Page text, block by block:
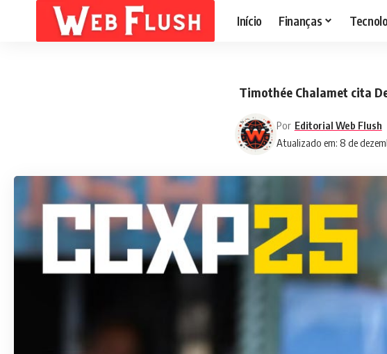
Início Finanças
Timothée Chalamet cita
Atualizado em: 8 de
Por Editorial Web Flush